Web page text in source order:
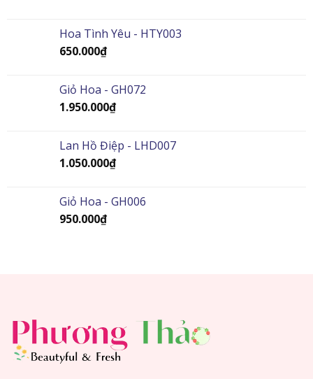
Hoa Tình Yêu - HTY003
650.000₫
Giỏ Hoa - GH072
1.950.000₫
Lan Hồ Điệp - LHD007
1.050.000₫
Giỏ Hoa - GH006
950.000₫